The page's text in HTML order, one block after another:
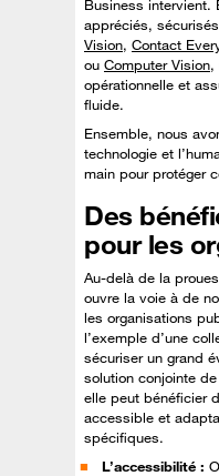
Business intervient.
appréciés,
Vision, Contact
ou Computer Vision,
opérationnelle et
fluide.
Ensemble, nous
technologie et
main pour protéger
Des
pour les
Au-delà de la
ouvre la voie à de
les organisations
l’exemple d’une
sécuriser un grand
solution conjointe
elle peut bénéficier
accessible et
spécifiques.
L’accessibilité :